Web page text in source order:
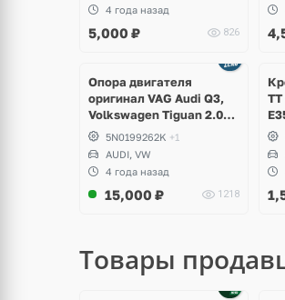
4 года назад
5,000 ₽ 826
Опора двигателя
оригинал VAG Audi Q3,
Volkswagen Tiguan 2.0
TSI5N0199262K +1
AUDI, VW
4 года назад
15,000 ₽ 1218
ТТ
Товары